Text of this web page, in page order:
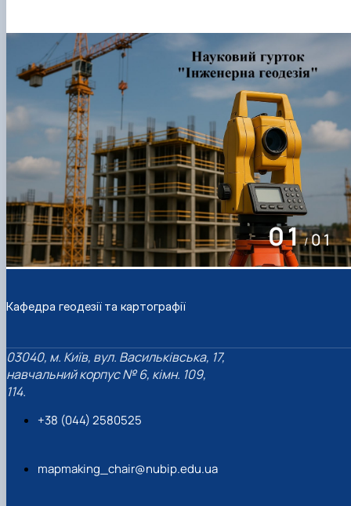
01/01
Кафедра геодезії та картографії
03040, м. Київ, вул. Васильківська, 17,
навчальний корпус № 6, кімн. 109,
114.
+38 (044) 2580525
mapmaking_chair@nubip.edu.ua